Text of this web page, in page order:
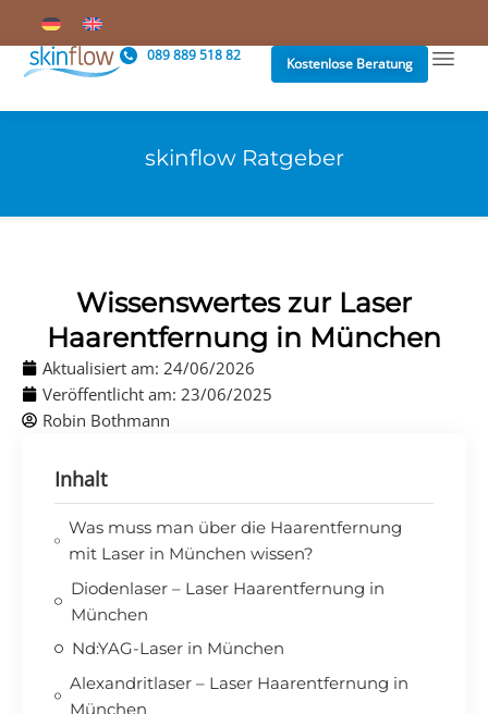
089 889 518 82 Kostenlose Beratung
skinflow Ratgeber
Wissenswertes zur Laser
Haarentfernung in München
Aktualisiert am: 24/06/2026
Veröffentlicht am: 23/06/2025
Robin Bothmann
Inhalt
Was muss man über die Haarentfernung
mit Laser in München wissen?
Diodenlaser – Laser Haarentfernung in
München
Nd:YAG-Laser in München
Alexandritlaser – Laser Haarentfernung in
München